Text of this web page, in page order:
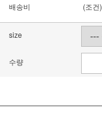
배송비
(조건)
size
수량